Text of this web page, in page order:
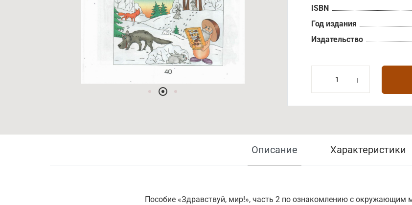
ISBN
Год издания
Издательство
Описание Характеристики
Пособие «Здравствуй, мир!», часть 2 по ознакомлению с окружающим